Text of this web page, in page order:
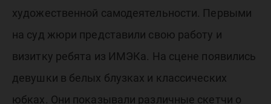
художественной самодеятельности. Первыми
на суд жюри представили свою работу и
визитку ребята из ИМЭКа. На сцене появились
девушки в белых блузках и классических
юбках. Они показывали различные скетчи о